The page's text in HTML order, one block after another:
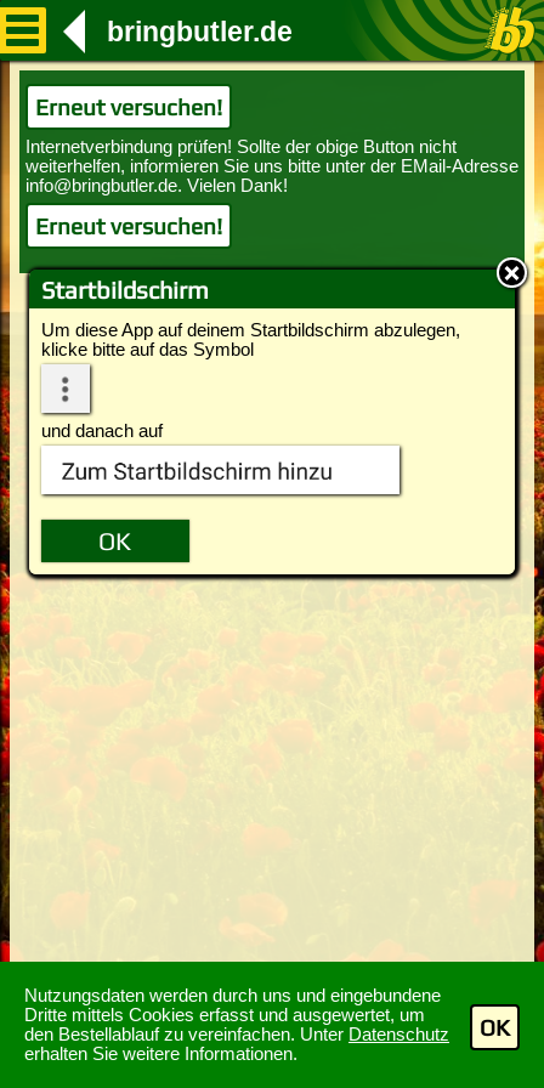
Nutzungsdaten werden durch uns und eingebundene
Dritte mittels Cookies erfasst und ausgewertet, um
den Bestellablauf zu vereinfachen. Unter Datenschutz
erhalten Sie weitere Informationen.
OK
Startbildschirm
Um diese App auf deinem Startbildschirm abzulegen,
klicke bitte auf das Symbol
und danach auf
bringbutler.de
Erneut versuchen!
Erneut versuchen!